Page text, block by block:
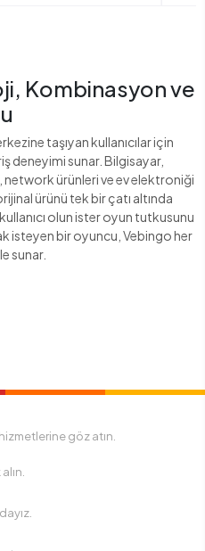
Kombinasyon ve
taşıyan kullanıcılar için
deneyimi sunar. Bilgisayar,
network ürünleri ve ev elektroniği
ürünü tek bir çatı altında
olun ister oyun tutkusunu
isteyen bir oyuncu, Vebingo her
sunar.
göz atın.